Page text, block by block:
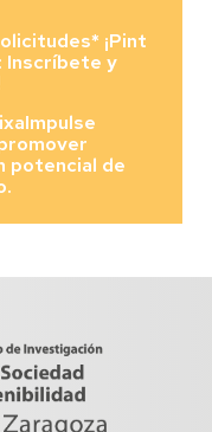
¡Pint
Inscríbete y
potencial de